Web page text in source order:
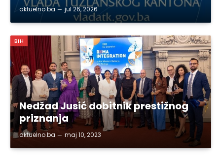
aktuelno.ba jul 26, 2026
BIH
Nedžad Jusić dobitnik prestižnog
priznanja
aktuelno.ba maj 10, 2023